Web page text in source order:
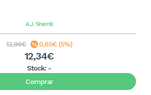
A.J. Sherrill
12,99€ 0,65€ (5%)
12,34€
Stock: -
Comprar